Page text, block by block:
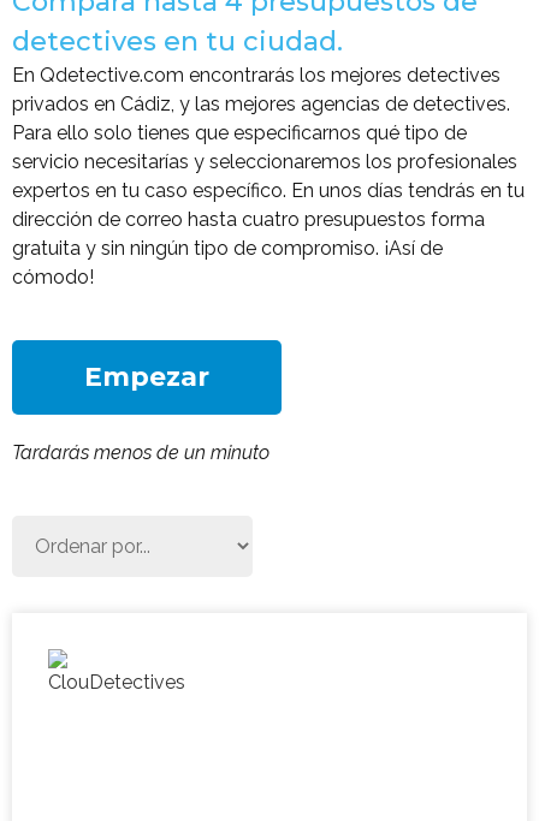
detectives en tu ciudad.
En Qdetective.com encontrarás los mejores detectives
privados en Cádiz, y las mejores agencias de detectives.
Para ello solo tienes que especificarnos qué tipo de
servicio necesitarías y seleccionaremos los profesionales
expertos en tu caso específico. En unos días tendrás en tu
dirección de correo hasta cuatro presupuestos forma
gratuita y sin ningún tipo de compromiso. ¡Así de
cómodo!
Empezar
Tardarás menos de un minuto